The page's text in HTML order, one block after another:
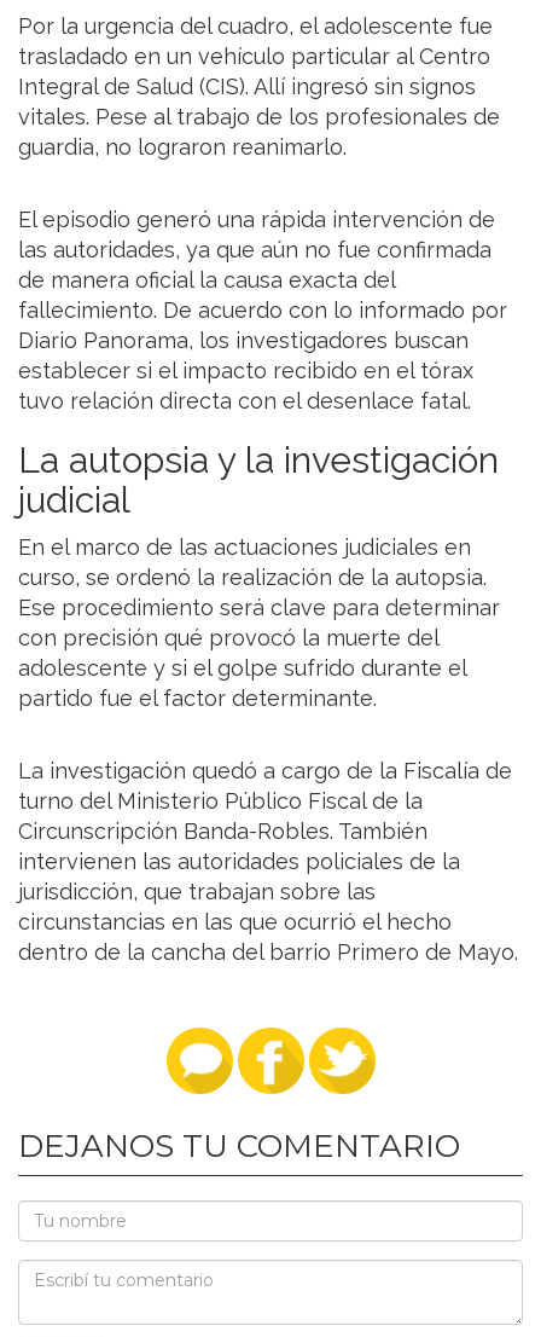
Por la urgencia del cuadro, el adolescente fue
trasladado en un vehículo particular al Centro
Integral de Salud (CIS). Allí ingresó sin signos
vitales. Pese al trabajo de los profesionales de
guardia, no lograron reanimarlo.
El episodio generó una rápida intervención de
las autoridades, ya que aún no fue confirmada
de manera oficial la causa exacta del
fallecimiento. De acuerdo con lo informado por
Diario Panorama, los investigadores buscan
establecer si el impacto recibido en el tórax
tuvo relación directa con el desenlace fatal.
La autopsia y la investigación
judicial
En el marco de las actuaciones judiciales en
curso, se ordenó la realización de la autopsia.
Ese procedimiento será clave para determinar
con precisión qué provocó la muerte del
adolescente y si el golpe sufrido durante el
partido fue el factor determinante.
La investigación quedó a cargo de la Fiscalía de
turno del Ministerio Público Fiscal de la
Circunscripción Banda-Robles. También
intervienen las autoridades policiales de la
jurisdicción, que trabajan sobre las
circunstancias en las que ocurrió el hecho
dentro de la cancha del barrio Primero de Mayo.
DEJANOS TU COMENTARIO